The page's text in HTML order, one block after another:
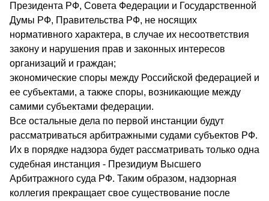
Президента РФ, Совета Федерации и Государственной
Думы РФ, Правительства РФ, не носящих
нормативного характера, в случае их несоответствия
закону и нарушения прав и законных интересов
организаций и граждан;
экономические споры между Российской федерацией и
ее субъектами, а также споры, возникающие между
самими субъектами федерации.
Все остальные дела по первой инстанции будут
рассматриваться арбитражными судами субъектов РФ.
Их в порядке надзора будет рассматривать только одна
судебная инстанция - Президиум Высшего
Арбитражного суда РФ. Таким образом, надзорная
коллегия прекращает свое существование после